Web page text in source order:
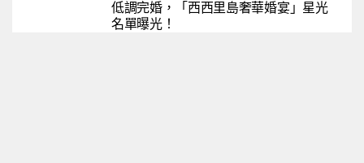
低調完婚，「西西里島奢華婚宴」星光
名單曝光！